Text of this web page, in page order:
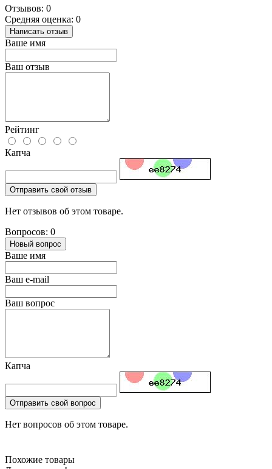
Отзывов: 0
Средняя оценка: 0
Написать отзыв
Ваше имя
Ваш отзыв
Рейтинг
Капча
Отправить свой отзыв
Нет отзывов об этом товаре.
Вопросов: 0
Новый вопрос
Ваше имя
Ваш e-mail
Ваш вопрос
Капча
Отправить свой вопрос
Нет вопросов об этом товаре.
Похожие товары